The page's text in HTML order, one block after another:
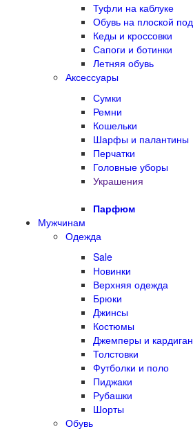
Туфли на каблуке
Обувь на плоской
Кеды и кроссовки
Сапоги и ботинки
Летняя обувь
Аксессуары
Сумки
Ремни
Кошельки
Шарфы и палантины
Перчатки
Головные уборы
Украшения
Парфюм
Мужчинам
Одежда
Sale
Новинки
Верхняя одежда
Брюки
Джинсы
Костюмы
Джемперы и
Толстовки
Футболки и поло
Пиджаки
Рубашки
Шорты
Обувь